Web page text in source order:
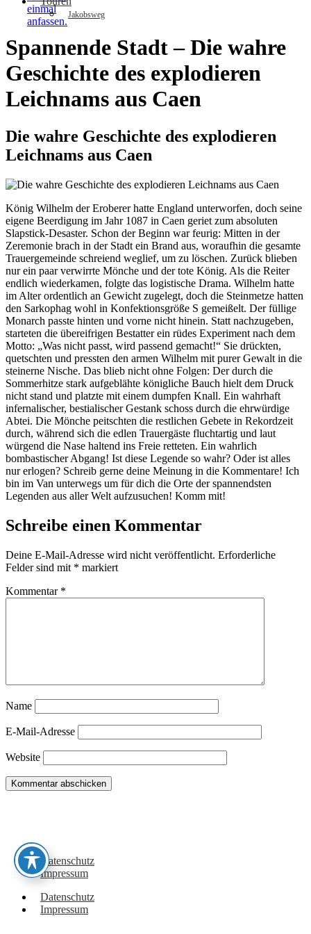
Die steinernen Wächter der Biskaya: Die
Legende von Saturraran in Ondarroa
Jakobsweg
Spannende Stadt – Die wahre
Geschichte des explodieren
Leichnams aus Caen
Die wahre Geschichte des explodieren
Leichnams aus Caen
König Wilhelm der Eroberer hatte England unterworfen, doch seine
eigene Beerdigung im Jahr 1087 in Caen geriet zum absoluten
Slapstick-Desaster. Schon der Beginn war feurig: Mitten in der
Zeremonie brach in der Stadt ein Brand aus, woraufhin die gesamte
Trauergemeinde schreiend weglief, um zu löschen. Zurück blieben
nur ein paar verwirrte Mönche und der tote König. Als die Reiter
endlich wiederkamen, folgte das logistische Drama. Wilhelm hatte
im Alter ordentlich an Gewicht zugelegt, doch die Steinmetze hatten
den Sarkophag wohl in Konfektionsgröße S gemeißelt. Der füllige
Monarch passte hinten und vorne nicht hinein. Statt nachzugeben,
starteten die übereifrigen Bestatter ein rüdes Experiment nach dem
Motto: „Was nicht passt, wird passend gemacht!“ Sie drückten,
quetschten und pressten den armen Wilhelm mit purer Gewalt in die
steinerne Nische. Das blieb nicht ohne Folgen: Der durch die
Sommerhitze stark aufgeblähte königliche Bauch hielt dem Druck
nicht stand und platzte mit einem dumpfen Knall. Ein wahrhaft
infernalischer, bestialischer Gestank schoss durch die ehrwürdige
Abtei. Die Mönche peitschten die restlichen Gebete in Rekordzeit
durch, während sich die edlen Trauergäste fluchtartig und laut
würgend die Nase haltend ins Freie retteten. Ein wahrlich
bombastischer Abgang! Ist diese Legende so wahr? Oder ist alles
nur erlogen? Schreib gerne deine Meinung in die Kommentare! Ich
bin im Van unterwegs um für dich die Orte der spannendsten
Legenden aus aller Welt aufzusuchen! Komm mit!
Schreibe einen Kommentar
Deine E-Mail-Adresse wird nicht veröffentlicht. Erforderliche
Felder sind mit * markiert
Kommentar *
Name
E-Mail-Adresse
Website
Datenschutz
Impressum
Datenschutz
Impressum